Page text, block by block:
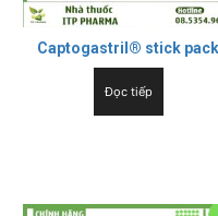
Captogastril® stick pack
Đọc tiếp